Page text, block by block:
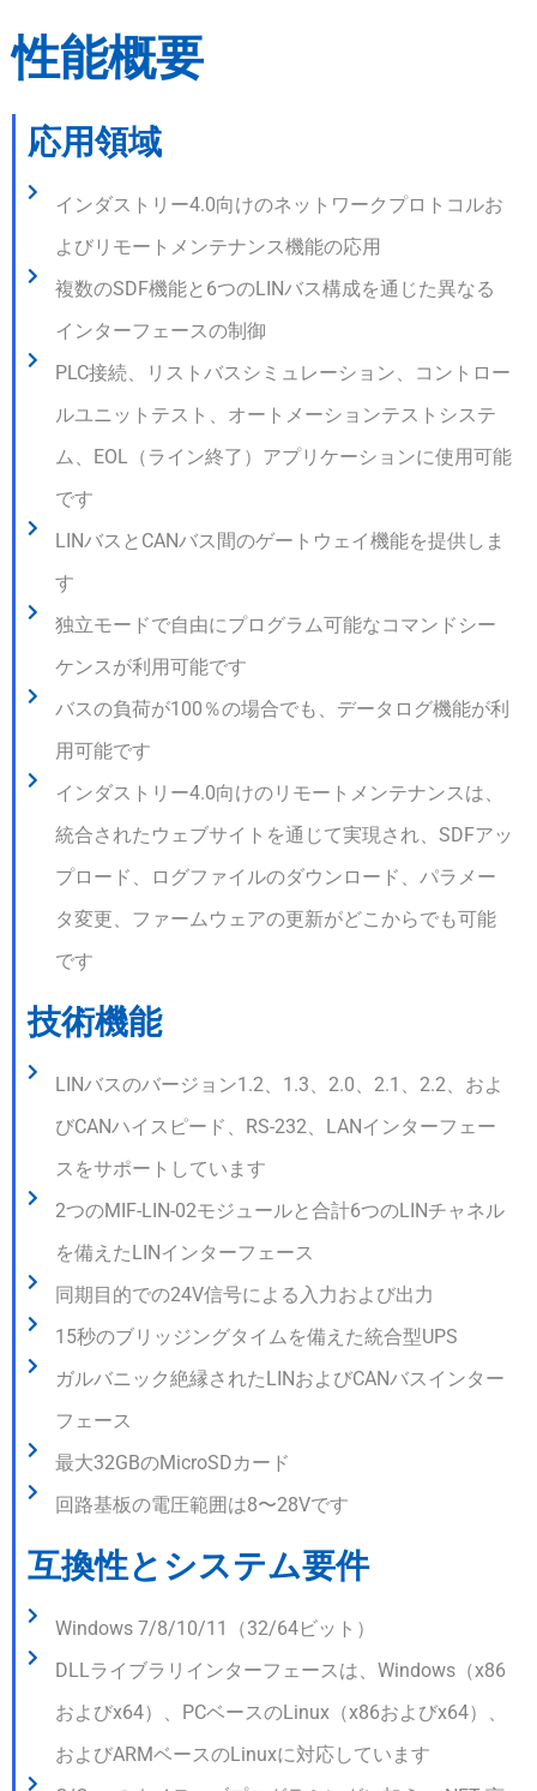
性能概要
応用領域
インダストリー4.0向けのネットワークプロトコルお
よびリモートメンテナンス機能の応用
複数のSDF機能と6つのLINバス構成を通じた異なる
インターフェースの制御
PLC接続、リストバスシミュレーション、コントロー
ルユニットテスト、オートメーションテストシステ
ム、EOL（ライン終了）アプリケーションに使用可能
です
LINバスとCANバス間のゲートウェイ機能を提供しま
す
独立モードで自由にプログラム可能なコマンドシー
ケンスが利用可能です
バスの負荷が100％の場合でも、データログ機能が利
用可能です
インダストリー4.0向けのリモートメンテナンスは、
統合されたウェブサイトを通じて実現され、SDFアッ
プロード、ログファイルのダウンロード、パラメー
タ変更、ファームウェアの更新がどこからでも可能
です
技術機能
LINバスのバージョン1.2、1.3、2.0、2.1、2.2、およ
びCANハイスピード、RS-232、LANインターフェー
スをサポートしています
2つのMIF-LIN-02モジュールと合計6つのLINチャネル
を備えたLINインターフェース
同期目的での24V信号による入力および出力
15秒のブリッジングタイムを備えた統合型UPS
ガルバニック絶縁されたLINおよびCANバスインター
フェース
最大32GBのMicroSDカード
回路基板の電圧範囲は8〜28Vです
互換性とシステム要件
Windows 7/8/10/11（32/64ビット）
DLLライブラリインターフェースは、Windows（x86
およびx64）、PCベースのLinux（x86およびx64）、
およびARMベースのLinuxに対応しています